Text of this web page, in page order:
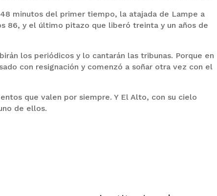
minutos del primer tiempo, la atajada de Lampe a
86, y el último pitazo que liberó treinta y un años de
los periódicos y lo cantarán las tribunas. Porque en
con resignación y comenzó a soñar otra vez con el
que valen por siempre. Y El Alto, con su cielo
de ellos.